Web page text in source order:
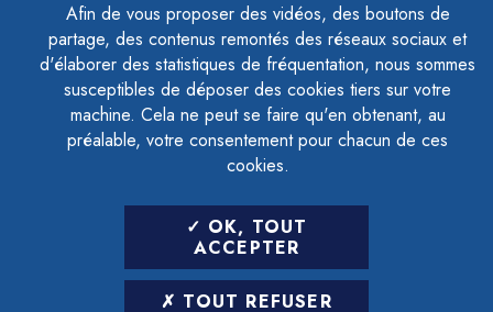
Afin de vous proposer des vidéos, des boutons de
partage, des contenus remontés des réseaux sociaux et
d'élaborer des statistiques de fréquentation, nous sommes
susceptibles de déposer des cookies tiers sur votre
machine. Cela ne peut se faire qu'en obtenant, au
préalable, votre consentement pour chacun de ces
cookies.
OK, TOUT
ACCEPTER
TOUT REFUSER
ACCESSIBILITÉ - PARTIELLEMENT CONFORME
PLAN DU SITE
MENTIONS LÉGALES
CONTACTER LE DÉLÉGUÉ À LA PROTECTION DES DONNÉES
GESTION DES COOKIES
LETTRE D'INFORMATION
SAISIR VOTRE ADRESSE E-MAIL
POUR VOUS INSCRIRE :